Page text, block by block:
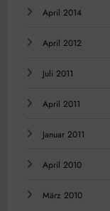
April 2014
April 2012
Juli 2011
April 2011
Januar 2011
April 2010
März 2010